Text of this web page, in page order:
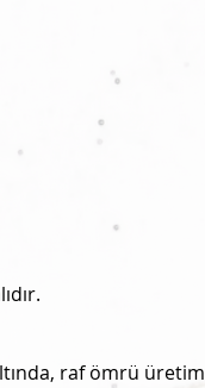
raf ömrü üretim